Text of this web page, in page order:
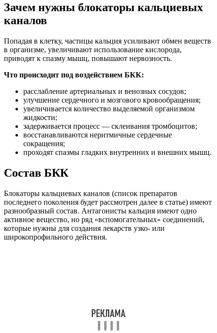
Зачем нужны блокаторы кальциевых
каналов
Попадая в клетку, частицы кальция усиливают обмен веществ
в организме, увеличивают использование кислорода,
приводят к спазму мышц, повышают нервозность.
Что происходит под воздействием БКК:
расслабление артериальных и венозных сосудов;
улучшение сердечного и мозгового кровообращения;
увеличивается количество выделяемой организмом
жидкости;
задерживается процесс — склеивания тромбоцитов;
восстанавливаются неритмичные сердечные
сокращения;
проходят спазмы гладких внутренних и внешних мышц.
Состав БКК
Блокаторы кальциевых каналов (список препаратов
последнего поколения будет рассмотрен далее в статье) имеют
разнообразный состав. Антагонисты кальция имеют одно
активное вещество, но ряд «вспомогательных» соединений,
которые нужны для создания лекарств узко- или
широкопрофильного действия.